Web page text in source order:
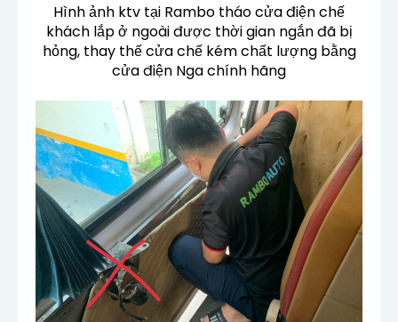
Hình ảnh ktv tại Rambo tháo cửa điện chế
khách lắp ở ngoài được thời gian ngắn đã bị
hỏng, thay thế cửa chế kém chất lượng bằng
cửa điện Nga chính hãng